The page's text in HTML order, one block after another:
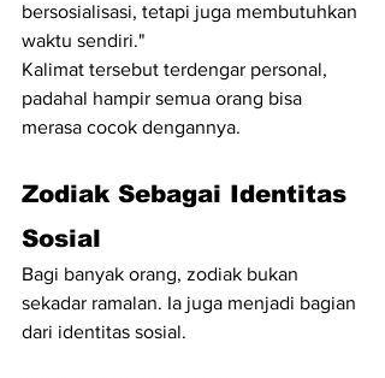
bersosialisasi, tetapi juga membutuhkan
waktu sendiri."
Kalimat tersebut terdengar personal,
padahal hampir semua orang bisa
merasa cocok dengannya.
Zodiak Sebagai Identitas
Sosial
Bagi banyak orang, zodiak bukan
sekadar ramalan. Ia juga menjadi bagian
dari identitas sosial.